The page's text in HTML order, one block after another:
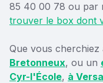
85 40 00 78 ou par
trouver le box dont
Que vous cherchiez
Bretonneux, ou un
Cyr-l'École, à